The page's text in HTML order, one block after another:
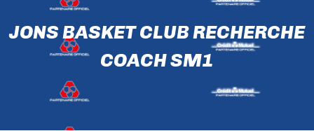
JONS BASKET CLUB RECHERCHE
COACH SM1